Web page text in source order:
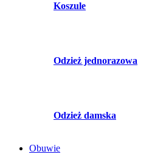
Koszule
Odzież jednorazowa
Odzież damska
Obuwie